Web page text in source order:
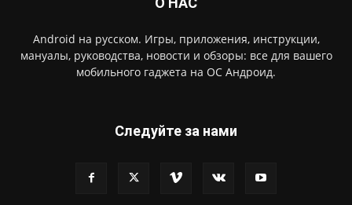
Android на русском. Игры, приложения, инструкции,
мануалы, руководства, новости и обзоры: все для вашего
мобильного гаджета на ОС Андроид.
Следуйте за нами